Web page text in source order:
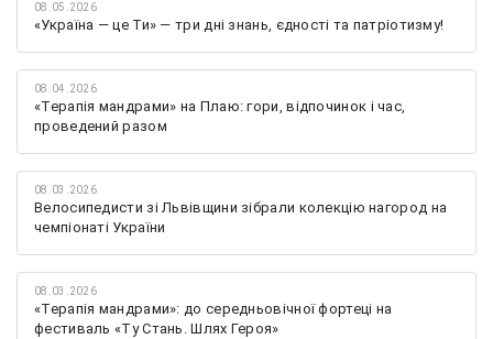
08.05.2026
«Україна — це Ти» — три дні знань, єдності та патріотизму!
08.04.2026
«Терапія мандрами» на Плаю: гори, відпочинок і час,
проведений разом
08.03.2026
Велосипедисти зі Львівщини зібрали колекцію нагород на
чемпіонаті України
08.03.2026
«Терапія мандрами»: до середньовічної фортеці на
фестиваль «Ту Стань. Шлях Героя»